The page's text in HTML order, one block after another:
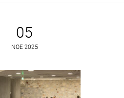
05
ΝΟΈ 2025